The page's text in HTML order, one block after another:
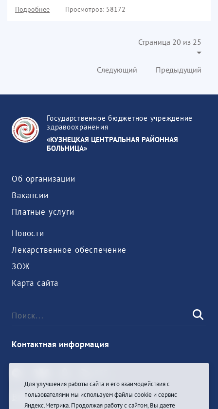
Подробнее Просмотров: 58172
Страница 20 из 25
Предыдущий
Следующий
Государственное бюджетное учреждение
здравоохранения
«КУЗНЕЦКАЯ ЦЕНТРАЛЬНАЯ РАЙОННАЯ
БОЛЬНИЦА»
Об организации
Вакансии
Платные услуги
Новости
Лекарственное обеспечение
ЗОЖ
Карта сайта
Контактная информация
Войти
Для улучшения работы сайта и его взаимодействия с
пользователями мы используем файлы cookie и сервис
Яндекс.Метрика. Продолжая работу с сайтом, Вы даете